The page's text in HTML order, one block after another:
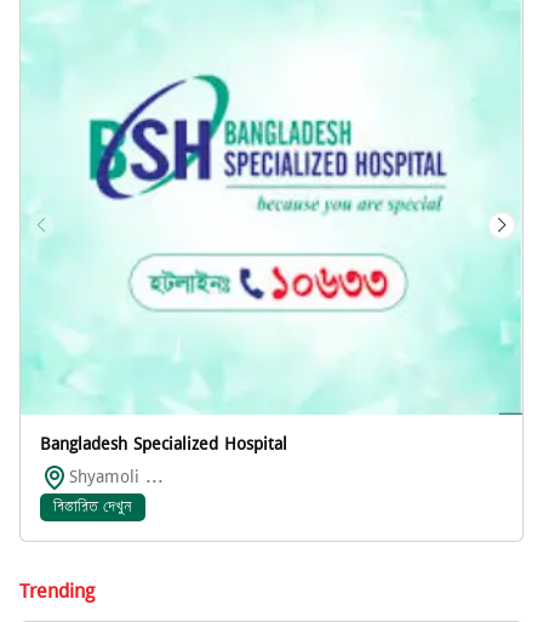
Bangladesh Specialized Hospital
Shyamoli ...
বিস্তারিত দেখুন
Trending